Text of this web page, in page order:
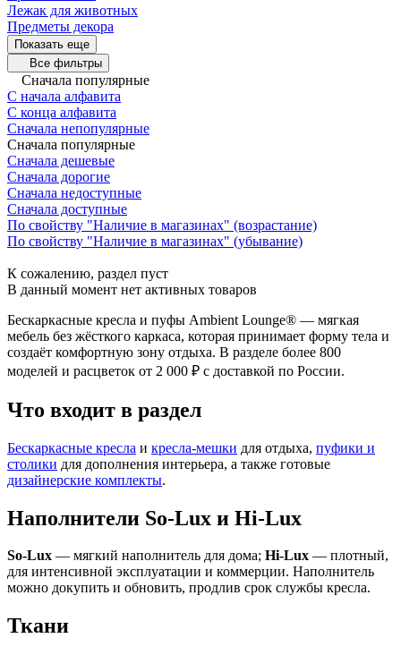
Лежак для животных
Предметы декора
Показать еще
Все фильтры
Сначала популярные
С начала алфавита
С конца алфавита
Сначала непопулярные
Сначала популярные
Сначала дешевые
Сначала дорогие
Сначала недоступные
Сначала доступные
По свойству "Наличие в магазинах" (возрастание)
По свойству "Наличие в магазинах" (убывание)
К сожалению, раздел пуст
В данный момент нет активных товаров
Бескаркасные кресла и пуфы Ambient Lounge® — мягкая
мебель без жёсткого каркаса, которая принимает форму тела и
создаёт комфортную зону отдыха. В разделе более 800
моделей и расцветок от 2 000 ₽ с доставкой по России.
Что входит в раздел
Бескаркасные кресла и кресла-мешки для отдыха, пуфики и
столики для дополнения интерьера, а также готовые
дизайнерские комплекты.
Наполнители So-Lux и Hi-Lux
So-Lux — мягкий наполнитель для дома; Hi-Lux — плотный,
для интенсивной эксплуатации и коммерции. Наполнитель
можно докупить и обновить, продлив срок службы кресла.
Ткани